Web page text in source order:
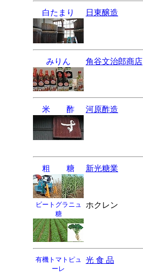
白たまり 日東醸造
みりん 角谷文治郎商店
米 酢 河原酢造
粗 糖 新光糖業
ビートグラニュ
糖
ホクレン
有機トマトピュ
ーレ
光 食 品